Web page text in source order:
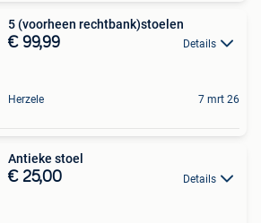
5 (voorheen rechtbank)stoelen
€ 99,99 Details
Herzele 7 mrt 26
Antieke stoel
€ 25,00 Details